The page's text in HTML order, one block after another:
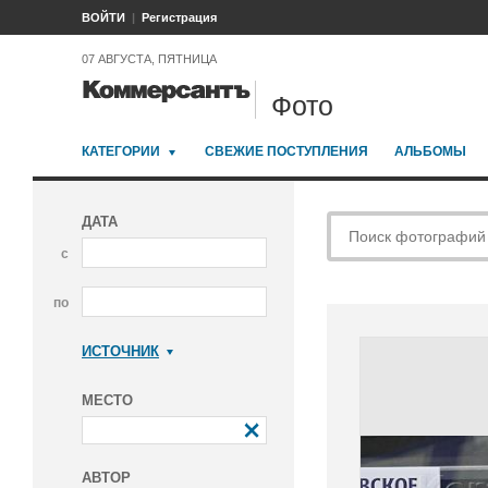
ВОЙТИ Регистрация
07 АВГУСТА, ПЯТНИЦА
Фото
КАТЕГОРИИ СВЕЖИЕ ПОСТУПЛЕНИЯ АЛЬБОМЫ
ДАТА
с
по
ИСТОЧНИК
МЕСТО
АВТОР